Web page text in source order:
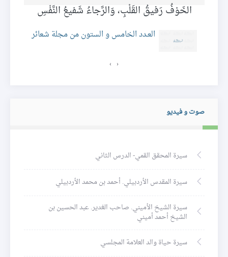
الخَوْفُ رَفيقُ القَلْبِ، وَالرَّجاءُ شَفيعُ النَّفْسِ
العـدد الخامس و الستون من مجلة شعائر
‹
›
صوت و فيديو
سيرة المحقق القمي- الدرس الثاني
سيرة المقدس الأردبيلي. أحمد بن محمد الأردبيلي
سيرة الشيخ الأميني. صاحب الغدير. عبد الحسين بن
الشيخ أحمد أميني
سيرة حياة والد العلامة المجلسي